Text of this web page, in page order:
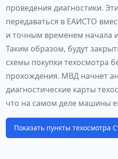
проведения диагностики.
передаваться в ЕАИСТО
и точным временем начала
Таким образом, будут
схемы покупки техосмотра
прохождения. МВД начнет
диагностические карты
что на самом деле машины
Показать пункты техосмотра